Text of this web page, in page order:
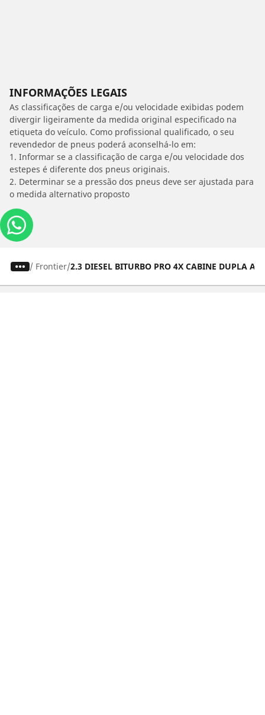
INFORMAÇÕES LEGAIS
As classificações de carga e/ou velocidade exibidas podem
divergir ligeiramente da medida original especificado na
etiqueta do veículo. Como profissional qualificado, o seu
revendedor de pneus poderá aconselhá-lo em:
1. Informar se a classificação de carga e/ou velocidade dos
estepes é diferente dos pneus originais.
2. Determinar se a pressão dos pneus deve ser ajustada para
o medida alternativo proposto
/ Frontier 2.3 DIESEL BITURBO PRO 4X CABINE DUPLA